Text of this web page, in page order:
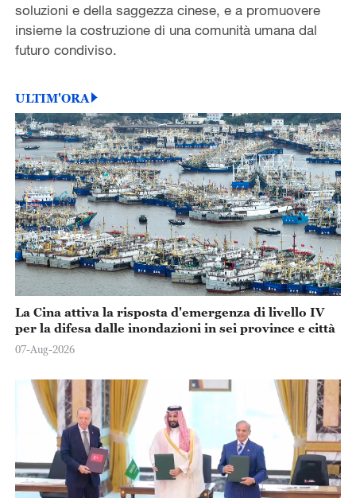
soluzioni e della saggezza cinese, e a promuovere
insieme la costruzione di una comunità umana dal
futuro condiviso.
ULTIM'ORA
La Cina attiva la risposta d'emergenza di livello IV
per la difesa dalle inondazioni in sei province e città
07-Aug-2026